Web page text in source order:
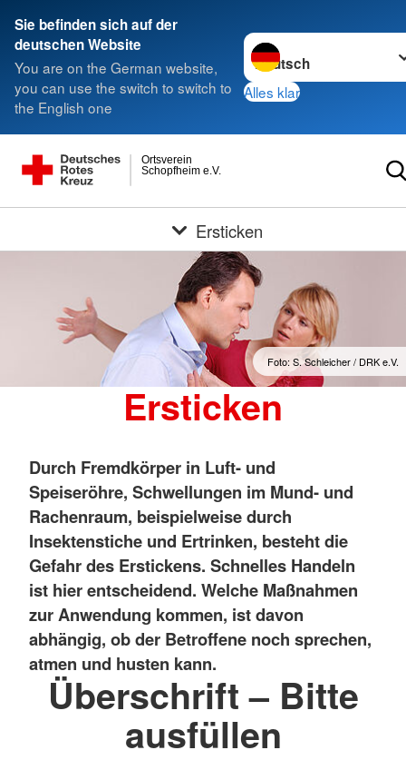
Sie befinden sich auf der
deutschen Website
You are on the German website,
you can use the switch to switch to
the English one
Sprache wechseln zu
Alles klar
Schopfheim e.V.
Ortsverein
Ersticken
Foto: S. Schleicher / DRK e.V.
Ersticken
Durch Fremdkörper in Luft- und
Speiseröhre, Schwellungen im Mund- und
Rachenraum, beispielweise durch
Insektenstiche und Ertrinken, besteht die
Gefahr des Erstickens. Schnelles Handeln
ist hier entscheidend. Welche Maßnahmen
zur Anwendung kommen, ist davon
abhängig, ob der Betroffene noch sprechen,
atmen und husten kann.
Überschrift – Bitte
ausfüllen